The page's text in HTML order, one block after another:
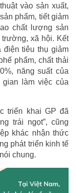
vào sản xuất,
phẩm, tiết giảm
chất lượng sản
xã hội. Kết
tiêu thụ giảm
phẩm, chất thải
năng suất của
làm việc của
triển khai GP đã
trái ngọt”, cũng
khác nhận thức
phát triển kinh tế
chung.